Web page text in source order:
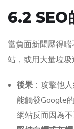
6.2 SEO
當負面新聞壓得
站，或用大量垃圾
後果 ：攻擊他
能觸發Google
網站反而因為